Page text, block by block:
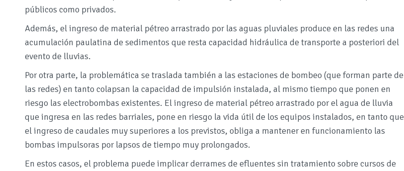
públicos como privados.
Además, el ingreso de material pétreo arrastrado por las aguas pluviales produce en las redes una
acumulación paulatina de sedimentos que resta capacidad hidráulica de transporte a posteriori del
evento de lluvias.
Por otra parte, la problemática se traslada también a las estaciones de bombeo (que forman parte de
las redes) en tanto colapsan la capacidad de impulsión instalada, al mismo tiempo que ponen en
riesgo las electrobombas existentes. El ingreso de material pétreo arrastrado por el agua de lluvia
que ingresa en las redes barriales, pone en riesgo la vida útil de los equipos instalados, en tanto que
el ingreso de caudales muy superiores a los previstos, obliga a mantener en funcionamiento las
bombas impulsoras por lapsos de tiempo muy prolongados.
En estos casos, el problema puede implicar derrames de efluentes sin tratamiento sobre cursos de